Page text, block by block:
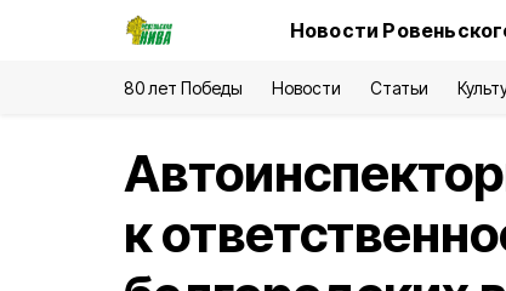
Новости
80 лет Победы Новости Статьи
к